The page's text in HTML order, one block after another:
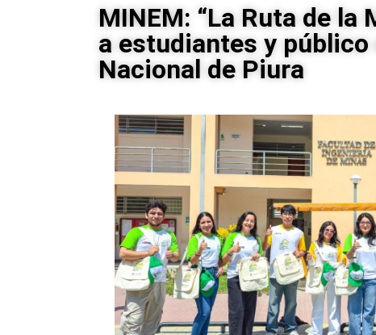
MINEM: “La Ruta de
a estudiantes y público
Nacional de Piura